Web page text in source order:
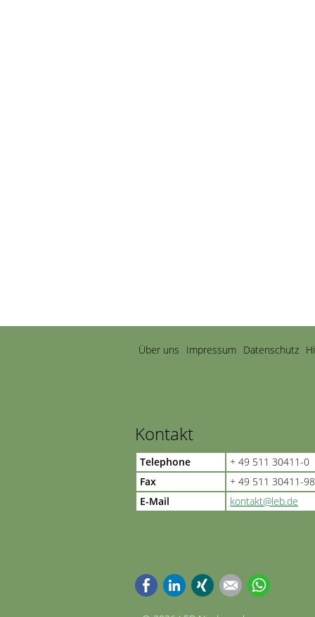
Navigation
überspringen
Über uns Impressum Datenschutz
Kontakt
Telephone
+ 49 511 30411-0
Fax
+ 49 511 30411-98
E-Mail
kontakt@leb.de
FacebookLinkedInXing E-mail